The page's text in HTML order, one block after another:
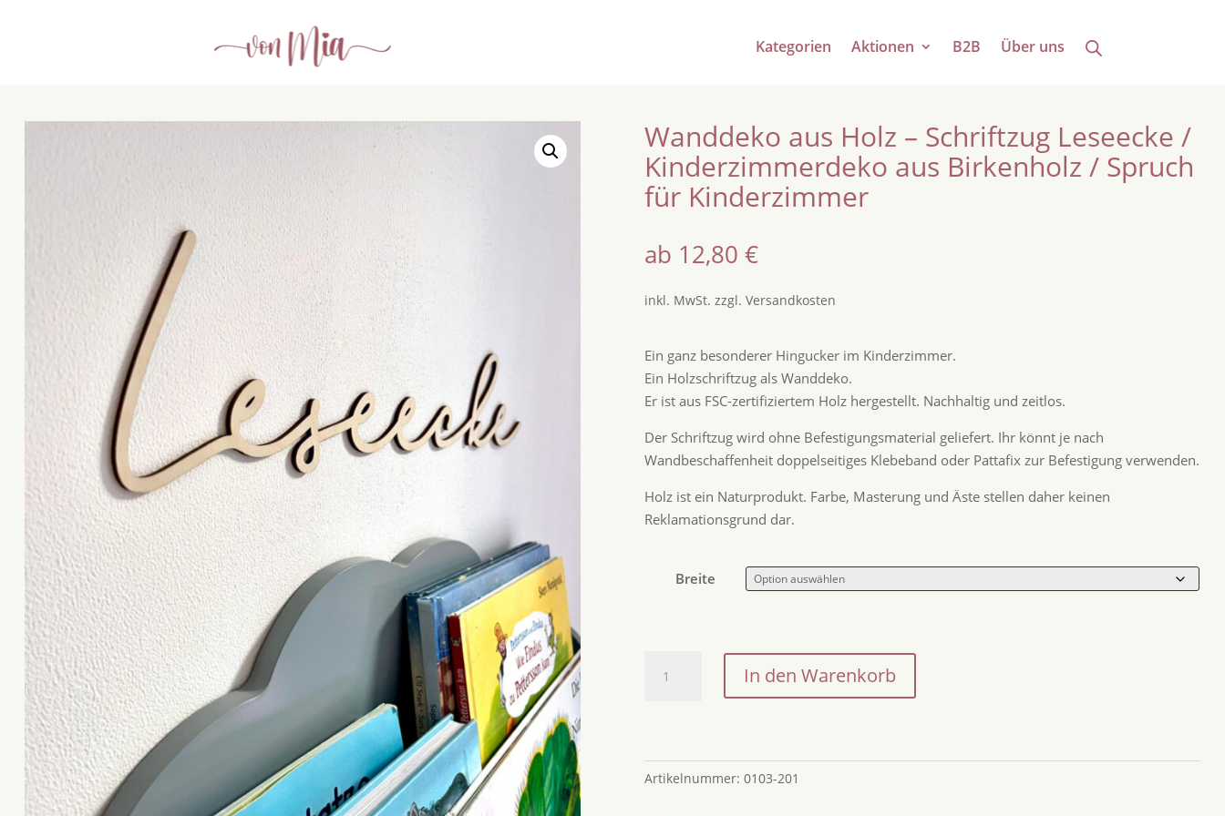
Kategorien Aktionen B2B Über uns
Wanddeko aus Holz – Schriftzug Leseecke /
Kinderzimmerdeko aus Birkenholz / Spruch
für Kinderzimmer
ab 12,80€
inkl. MwSt. zzgl.Versandkosten
Ein ganz besonderer Hingucker im Kinderzimmer.
Ein Holzschriftzug als Wanddeko.
Er ist aus FSC-zertifiziertem Holz hergestellt. Nachhaltig und zeitlos.
Der Schriftzug wird ohne Befestigungsmaterial geliefert. Ihr könnt je nach
Wandbeschaffenheit doppelseitiges Klebeband oder Pattafix zur Befestigung verwenden.
Holz ist ein Naturprodukt. Farbe, Masterung und Äste stellen daher keinen
Reklamationsgrund dar.
Breite
Leseecke
In den Warenkorb
Artikelnummer:0103-201